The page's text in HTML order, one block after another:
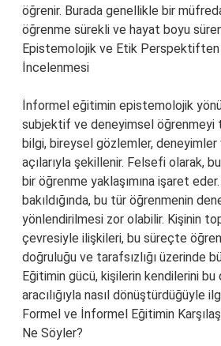
öğrenir. Burada genellikle bir
öğrenme sürekli ve hayat boyu
Epistemolojik ve Etik
İncelenmesi
İnformel eğitimin epistemolojik
subjektif ve deneyimsel öğrenmeyi
bilgi, bireysel gözlemler, deneyimler
açılarıyla şekillenir. Felsefi olarak,
bir öğrenme yaklaşımına işaret
bakıldığında, bu tür öğrenmenin
yönlendirilmesi zor olabilir. Kişinin
çevresiyle ilişkileri, bu süreçte
doğruluğu ve tarafsızlığı üzerinde
Eğitimin gücü, kişilerin kendilerini bu
aracılığıyla nasıl dönüştürdüğüyle
Formel ve İnformel Eğitimin
Ne Söyler?